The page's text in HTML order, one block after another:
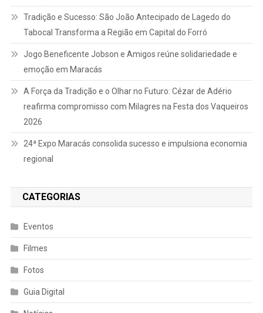
Tradição e Sucesso: São João Antecipado de Lagedo do
Tabocal Transforma a Região em Capital do Forró
Jogo Beneficente Jobson e Amigos reúne solidariedade e
emoção em Maracás
A Força da Tradição e o Olhar no Futuro: Cézar de Adério
reafirma compromisso com Milagres na Festa dos Vaqueiros
2026
24ª Expo Maracás consolida sucesso e impulsiona economia
regional
CATEGORIAS
Eventos
Filmes
Fotos
Guia Digital